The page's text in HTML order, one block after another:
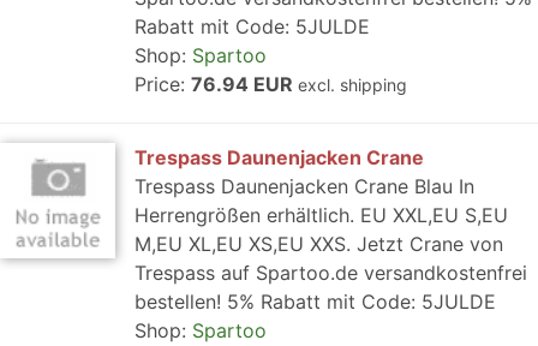
Rabatt mit Code: 5JULDE
Shop: Spartoo
Price: 76.94 EUR excl. shipping
Trespass Daunenjacken Crane
Trespass Daunenjacken Crane Blau In
Herrengrößen erhältlich. EU XXL,EU S,EU
M,EU XL,EU XS,EU XXS. Jetzt Crane von
Trespass auf Spartoo.de versandkostenfrei
bestellen! 5% Rabatt mit Code: 5JULDE
Shop: Spartoo